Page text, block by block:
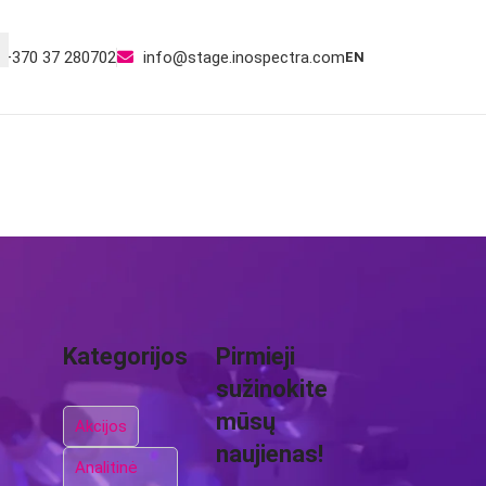
+370 37 280702 info@stage.inospectra.comEN
Kategorijos
Akcijos
Analitinė
Pirmieji
sužinokite
mūsų
naujienas!